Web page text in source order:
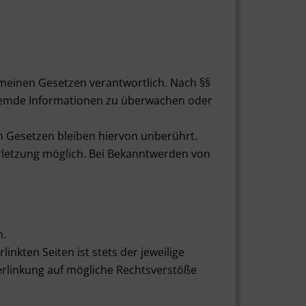
Gesetzen verantwortlich. Nach §§
Informationen zu überwachen oder
bleiben hiervon unberührt.
möglich. Bei Bekanntwerden von
Seiten ist stets der jeweilige
auf mögliche Rechtsverstöße